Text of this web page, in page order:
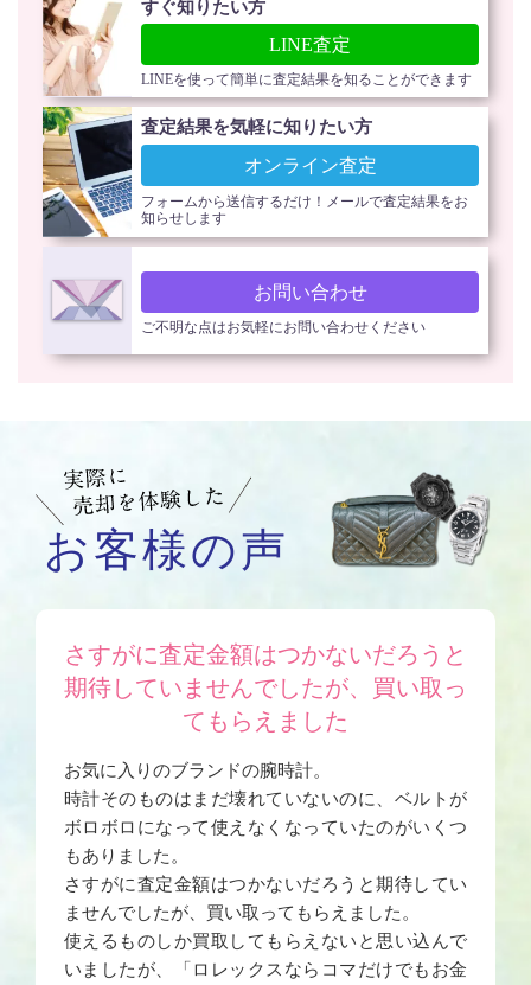
すぐ知りたい方
LINE査定
LINEを使って簡単に査定結果を知ることができます
査定結果を気軽に知りたい方
オンライン査定
フォームから送信するだけ！メールで査定結果をお
知らせします
お問い合わせ
ご不明な点はお気軽にお問い合わせください
お客様の声
さすがに査定金額はつかないだろうと
期待していませんでしたが、買い取っ
てもらえました
お気に入りのブランドの腕時計。
時計そのものはまだ壊れていないのに、ベルトが
ボロボロになって使えなくなっていたのがいくつ
もありました。
さすがに査定金額はつかないだろうと期待してい
ませんでしたが、買い取ってもらえました。
使えるものしか買取してもらえないと思い込んで
いましたが、「ロレックスならコマだけでもお金